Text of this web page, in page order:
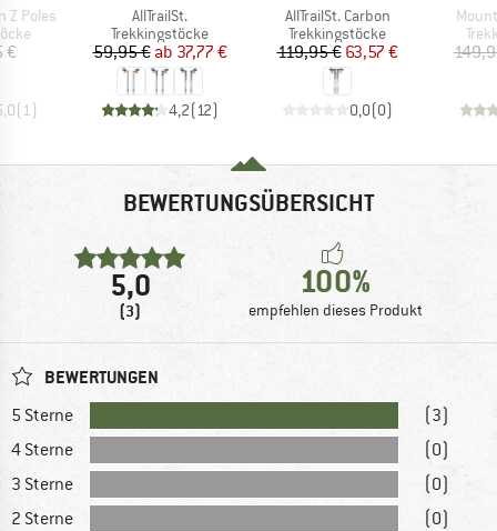
Z Poles
€
(1)
Artikel
AllTrailSt.
Produktgruppe
Trekkingstöcke
Preis
59,95 € reduzierter Preis
ab 37,77 €
4,2(12)
Artikel
AllTrailSt. Carbon
Produktgruppe
Trekkingstöcke
Preis
119,95 €reduzierter Preis
63,57 €
0,0(0)
Artikel
BEWERTUNGSÜBERSICHT
5,0
(3)
100%
empfehlen dieses Produkt
BEWERTUNGEN
5 Sterne
(3)
4 Sterne
(0)
3 Sterne
(0)
2 Sterne
(0)